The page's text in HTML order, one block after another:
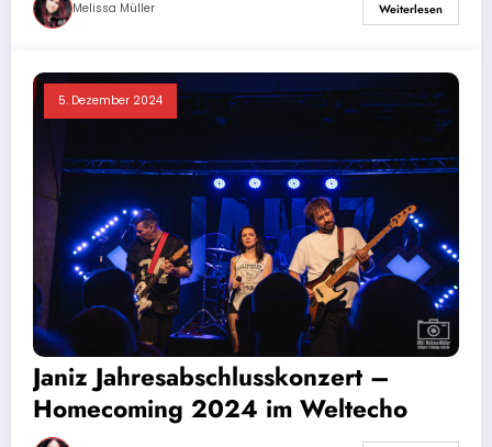
Melissa Müller Weiterlesen
5. Dezember 2024
Janiz Jahresabschlusskonzert –
Homecoming 2024 im Weltecho